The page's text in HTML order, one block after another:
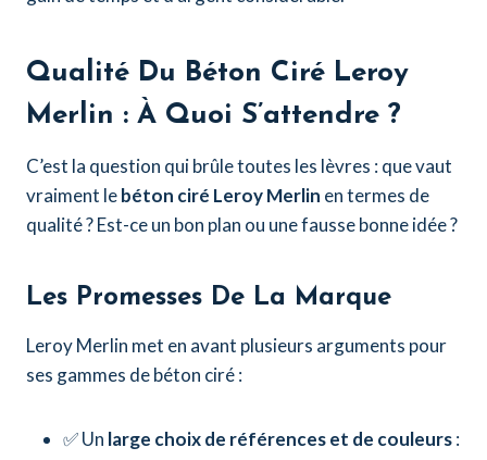
Qualité Du Béton Ciré Leroy
Merlin : À Quoi S’attendre ?
C’est la question qui brûle toutes les lèvres : que vaut
vraiment lebéton ciré Leroy Merlin en termes de
qualité ? Est-ce un bon plan ou une fausse bonne idée ?
Les Promesses De La Marque
Leroy Merlin met en avant plusieurs arguments pour
ses gammes de béton ciré :
✅ Un large choix de références et de couleurs: